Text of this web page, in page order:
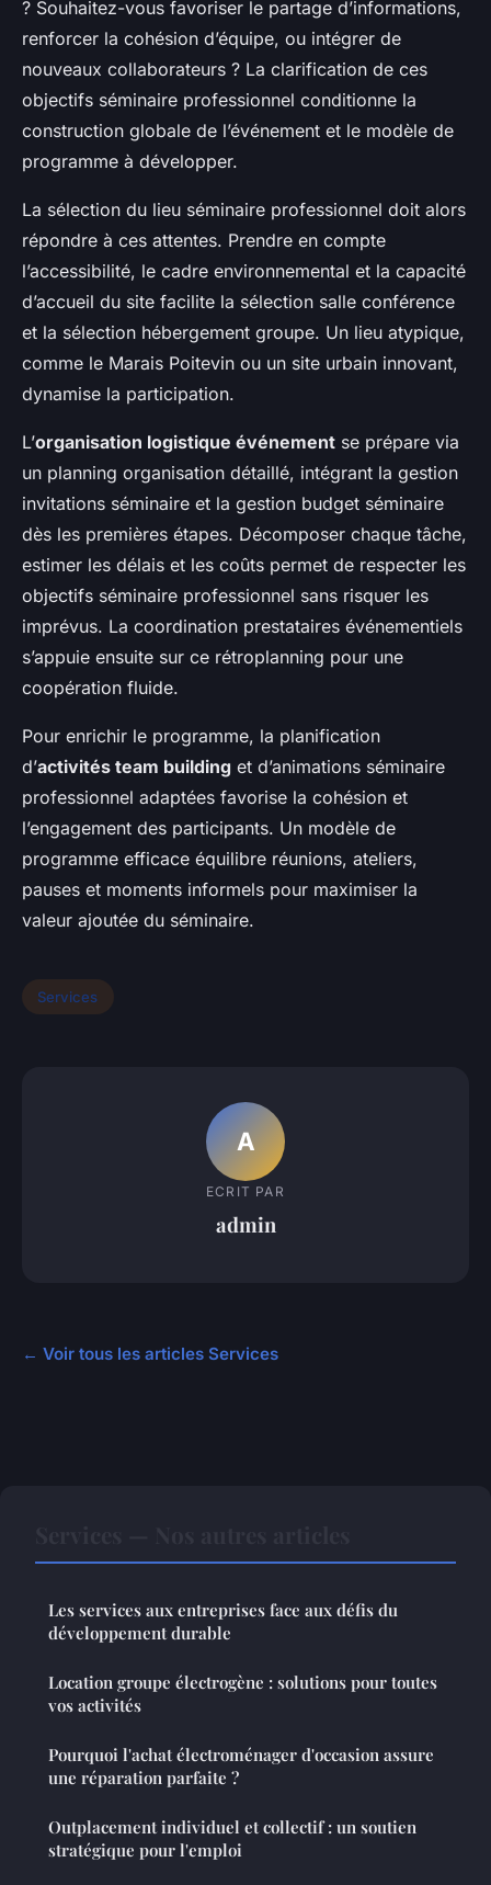
? Souhaitez-vous favoriser le partage d’informations,
renforcer la cohésion d’équipe, ou intégrer de
nouveaux collaborateurs ? La clarification de ces
objectifs séminaire professionnel conditionne la
construction globale de l’événement et le modèle de
programme à développer.
La sélection du lieu séminaire professionnel doit alors
répondre à ces attentes. Prendre en compte
l’accessibilité, le cadre environnemental et la capacité
d’accueil du site facilite la sélection salle conférence
et la sélection hébergement groupe. Un lieu atypique,
comme le Marais Poitevin ou un site urbain innovant,
dynamise la participation.
L’organisation logistique événement se prépare via
un planning organisation détaillé, intégrant la gestion
invitations séminaire et la gestion budget séminaire
dès les premières étapes. Décomposer chaque tâche,
estimer les délais et les coûts permet de respecter les
objectifs séminaire professionnel sans risquer les
imprévus. La coordination prestataires événementiels
s’appuie ensuite sur ce rétroplanning pour une
coopération fluide.
Pour enrichir le programme, la planification
d’activités team building et d’animations séminaire
professionnel adaptées favorise la cohésion et
l’engagement des participants. Un modèle de
programme efficace équilibre réunions, ateliers,
pauses et moments informels pour maximiser la
valeur ajoutée du séminaire.
Services
A
ECRIT PAR
admin
← Voir tous les articles Services
Les services aux entreprises face aux défis du
développement durable
Location groupe électrogène : solutions pour toutes
vos activités
Pourquoi l'achat électroménager d'occasion assure
une réparation parfaite ?
Outplacement individuel et collectif : un soutien
stratégique pour l'emploi